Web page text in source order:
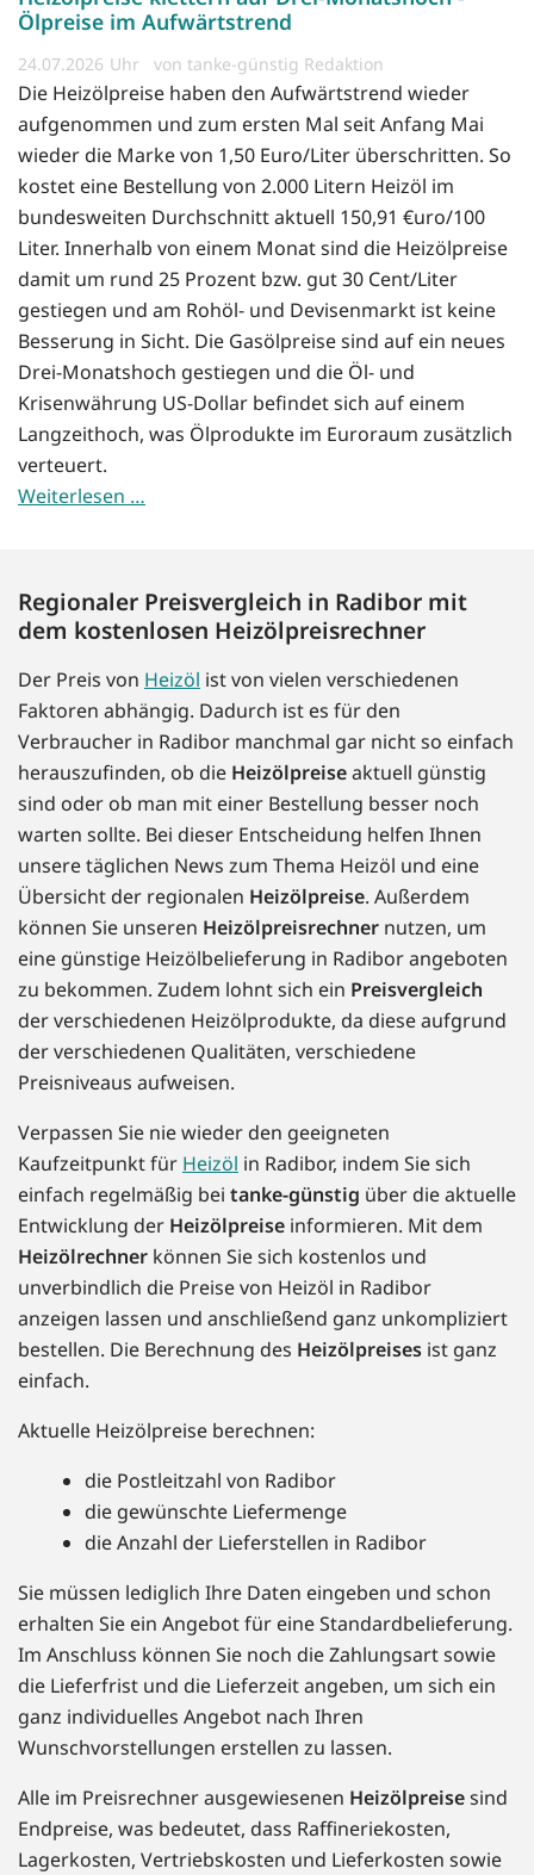
Ölpreise im Aufwärtstrend
24.07.2026 von tanke-günstig Redaktion
Die Heizölpreise haben den Aufwärtstrend wieder
aufgenommen und zum ersten Mal seit Anfang Mai
wieder die Marke von 1,50 Euro/Liter überschritten. So
kostet eine Bestellung von 2.000 Litern Heizöl im
bundesweiten Durchschnitt aktuell 150,91 €uro/100
Liter. Innerhalb von einem Monat sind die Heizölpreise
damit um rund 25 Prozent bzw. gut 30 Cent/Liter
gestiegen und am Rohöl- und Devisenmarkt ist keine
Besserung in Sicht. Die Gasölpreise sind auf ein neues
Drei-Monatshoch gestiegen und die Öl- und
Krisenwährung US-Dollar befindet sich auf einem
Langzeithoch, was Ölprodukte im Euroraum zusätzlich
verteuert.
Weiterlesen …
Regionaler Preisvergleich in Radibor mit
dem kostenlosen Heizölpreisrechner
Der Preis von Heizöl ist von vielen verschiedenen
Faktoren abhängig. Dadurch ist es für den
Verbraucher in Radibor manchmal gar nicht so einfach
herauszufinden, ob die Heizölpreiseaktuell günstig
sind oder ob man mit einer Bestellung besser noch
warten sollte. Bei dieser Entscheidung helfen Ihnen
unsere täglichen News zum Thema Heizöl und eine
Übersicht der regionalen Heizölpreise. Außerdem
können Sie unseren Heizölpreisrechner nutzen, um
eine günstige Heizölbelieferung in Radibor angeboten
zu bekommen. Zudem lohnt sich ein Preisvergleich
der verschiedenen Heizölprodukte, da diese aufgrund
der verschiedenen Qualitäten, verschiedene
Preisniveaus aufweisen.
Verpassen Sie nie wieder den geeigneten
Kaufzeitpunkt für Heizöl in Radibor, indem Sie sich
einfach regelmäßig bei tanke-günstig über die aktuelle
Entwicklung der Heizölpreise informieren. Mit dem
Heizölrechner können Sie sich kostenlos und
unverbindlich die Preise von Heizöl in Radibor
anzeigen lassen und anschließend ganz unkompliziert
bestellen. Die Berechnung des Heizölpreises ist ganz
einfach.
Aktuelle Heizölpreise berechnen:
die Postleitzahl von Radibor
die gewünschte Liefermenge
die Anzahl der Lieferstellen in Radibor
Sie müssen lediglich Ihre Daten eingeben und schon
erhalten Sie ein Angebot für eine Standardbelieferung.
Im Anschluss können Sie noch die Zahlungsart sowie
die Lieferfrist und die Lieferzeit angeben, um sich ein
ganz individuelles Angebot nach Ihren
Wunschvorstellungen erstellen zu lassen.
Alle im Preisrechner ausgewiesenen Heizölpreisesind
Endpreise, was bedeutet, dass Raffineriekosten,
Lagerkosten, Vertriebskosten und Lieferkosten sowie